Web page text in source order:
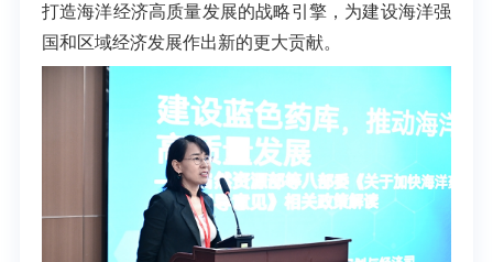
打造海洋经济高质量发展的战略引擎，为建设海洋强
国和区域经济发展作出新的更大贡献。